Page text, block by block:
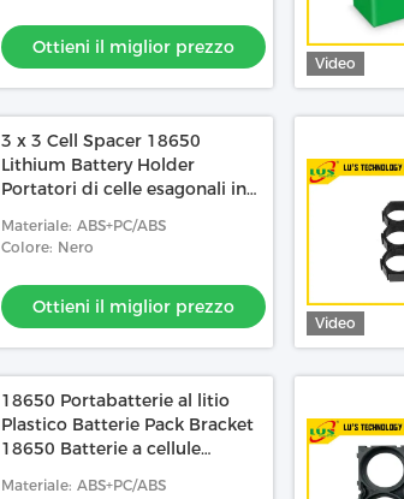
Ottieni il miglior prezzo
Video
3 x 3 Cell Spacer 18650
Lithium Battery Holder
Portatori di celle esagonali in
Materiale: ABS+PC/ABS
Colore: Nero
Ottieni il miglior prezzo
Video
18650 Portabatterie al litio
Plastico Batterie Pack Bracket
18650 Batterie a cellule
Materiale: ABS+PC/ABS